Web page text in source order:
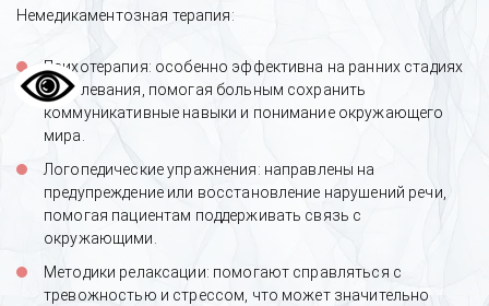
Немедикаментозная терапия:
Психотерапия: особенно эффективна на ранних стадиях
заболевания, помогая больным сохранить
коммуникативные навыки и понимание окружающего
мира.
Логопедические упражнения: направлены на
предупреждение или восстановление нарушений речи,
помогая пациентам поддерживать связь с
окружающими.
Методики релаксации: помогают справляться с
тревожностью и стрессом, что может значительно